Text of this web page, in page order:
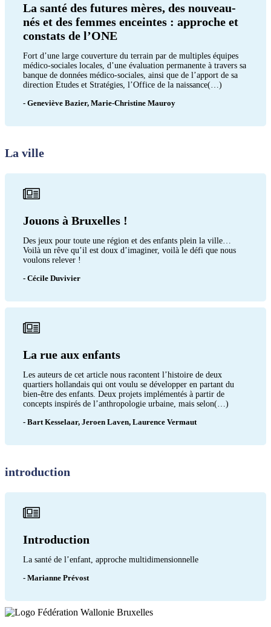
La santé des futures mères, des nouveau-
nés et des femmes enceintes : approche et
constats de l’ONE
Fort d’une large couverture du terrain par de multiples équipes
médico-sociales locales, d’une évaluation permanente à travers sa
banque de données médico-sociales, ainsi que de l’apport de sa
direction Etudes et Stratégies, l’Office de la naissance(…)
- Geneviève Bazier, Marie-Christine Mauroy
La ville
Jouons à Bruxelles !
Des jeux pour toute une région et des enfants plein la ville…
Voilà un rêve qu’il est doux d’imaginer, voilà le défi que nous
voulons relever !
- Cécile Duvivier
La rue aux enfants
Les auteurs de cet article nous racontent l’histoire de deux
quartiers hollandais qui ont voulu se développer en partant du
bien-être des enfants. Deux projets implémentés à partir de
concepts inspirés de l’anthropologie urbaine, mais selon(…)
- Bart Kesselaar, Jeroen Laven, Laurence Vermaut
introduction
Introduction
La santé de l’enfant, approche multidimensionnelle
- Marianne Prévost